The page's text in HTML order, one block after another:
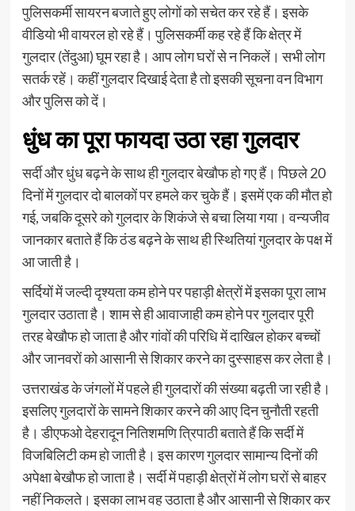
पुलिसकर्मी सायरन बजाते हुए लोगों को सचेत कर रहे हैं। इसके
वीडियो भी वायरल हो रहे हैं। पुलिसकर्मी कह रहे हैं कि क्षेत्र में
गुलदार (तेंदुआ) घूम रहा है। आप लोग घरों से न निकलें। सभी लोग
सतर्क रहें। कहीं गुलदार दिखाई देता है तो इसकी सूचना वन विभाग
और पुलिस को दें।
धुंध का पूरा फायदा उठा रहा गुलदार
सर्दी और धुंध बढ़ने के साथ ही गुलदार बेखौफ हो गए हैं। पिछले 20
दिनों में गुलदार दो बालकों पर हमले कर चुके हैं। इसमें एक की मौत हो
गई, जबकि दूसरे को गुलदार के शिकंजे से बचा लिया गया। वन्यजीव
जानकार बताते हैं कि ठंड बढ़ने के साथ ही स्थितियां गुलदार के पक्ष में
आ जाती है।
सर्दियों में जल्दी दृश्यता कम होने पर पहाड़ी क्षेत्रों में इसका पूरा लाभ
गुलदार उठाता है। शाम से ही आवाजाही कम होने पर गुलदार पूरी
तरह बेखौफ हो जाता है और गांवों की परिधि में दाखिल होकर बच्चों
और जानवरों को आसानी से शिकार करने का दुस्साहस कर लेता है।
उत्तराखंड के जंगलों में पहले ही गुलदारों की संख्या बढ़ती जा रही है।
इसलिए गुलदारों के सामने शिकार करने की आए दिन चुनौती रहती
है। डीएफओ देहरादून नितिशमणि त्रिपाठी बताते हैं कि सर्दी में
विजबिलिटी कम हो जाती है। इस कारण गुलदार सामान्य दिनों की
अपेक्षा बेखौफ हो जाता है। सर्दी में पहाड़ी क्षेत्रों में लोग घरों से बाहर
नहीं निकलते। इसका लाभ वह उठाता है और आसानी से शिकार कर